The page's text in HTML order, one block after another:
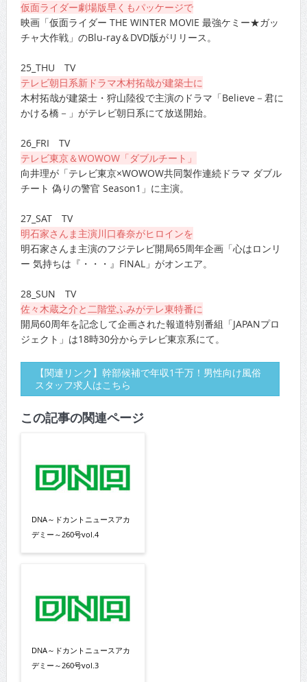
仮面ライダー劇場版早くもパッケージで
映画「仮面ライダー THE WINTER MOVIE 最強ケミー★ガッ
チャ大作戦」のBlu-ray＆DVD版がリリース。
25_THU TV
テレビ朝日系新ドラマ木村拓哉が建築士に
木村拓哉が建築士・狩山陸役で主演のドラマ「Believe－君に
かける橋－」がテレビ朝日系にて放送開始。
26_FRI TV
テレビ東京＆WOWOW「ダブルチート」
向井理が「テレビ東京×WOWOW共同製作連続ドラマ ダブル
チート 偽りの警官 Season1」に主演。
27_SAT TV
明石家さんま主演川口春奈がヒロインを
明石家さんま主演のフジテレビ開局65周年企画「心はロンリ
ー 気持ちは『・・・』FINAL」がオンエア。
28_SUN TV
佐々木蔵之介と二階堂ふみがテレ東特番に
開局60周年を記念して企画された報道特別番組「JAPANプロ
ジェクト」は18時30分からテレビ東京系にて。
【関連リンク】幹部候補で年収1千万！男性向け風俗
スタッフ求人はこちら
この記事の関連ページ
DNA～ドカントニュースアカ
デミー～260号vol.4
DNA～ドカントニュースアカ
デミー～260号vol.3